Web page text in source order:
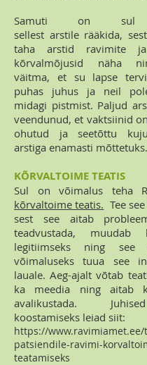
Samuti on sul
sellest arstile rääkida,
taha arstid ravimite ja
kõrvalmõjusid näha
väitma, et su lapse
puhas juhus ja neil
midagi pistmist. Paljud
veendunud, et vaktsiinid
ohutud ja seetõttu
arstiga enamasti mõttetuks.
KÕRVALTOIME TEATIS
Sul on võimalus teha
kõrvaltoime teatis. Tee
sest see aitab
teadvustada, muudab
legitiimseks ning see
võimaluseks tuua see
lauale. Aeg-ajalt võtab
ka meedia ning aitab
avalikustada.
koostamiseks leiad siit:
https://www.ravimiamet.ee/
patsiendile-ravimi-
teatamiseks